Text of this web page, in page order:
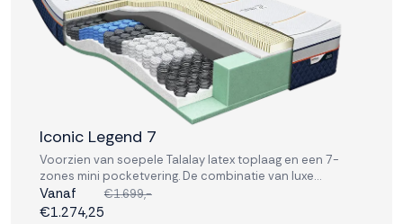
Iconic Legend 7
Voorzien van soepele Talalay latex toplaag en een 7-
zones mini pocketvering. De combinatie van luxe
materialen en geavanceerde ondersteuning bevordert
fysiek herstel en ontspanning op hoog niveau.
Vanaf €1.699,-
€1.274,25